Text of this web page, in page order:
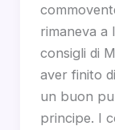
rimaneva a
consigli di
aver finito
un buon
principe. I